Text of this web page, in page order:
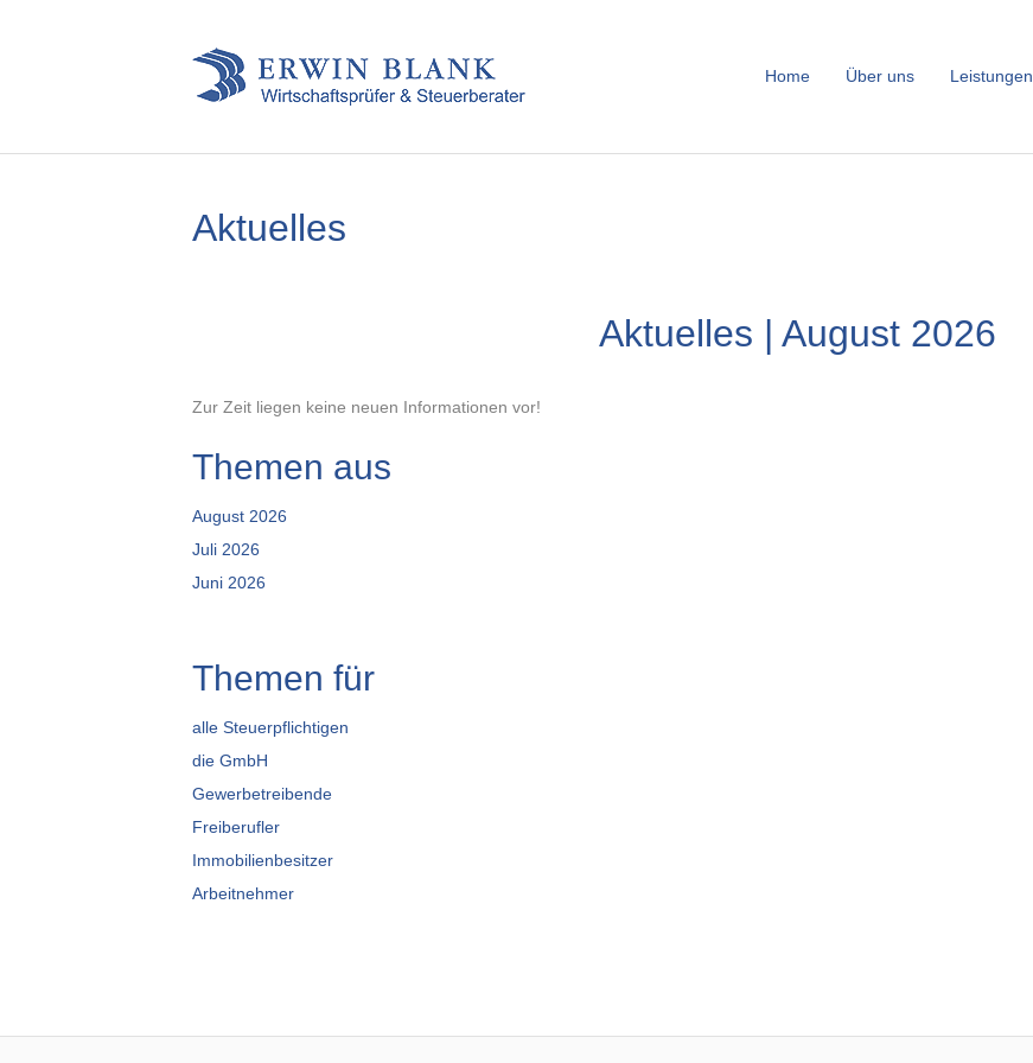
Home Über uns Leistungen
Aktuelles
Aktuelles | August 2026
Zur Zeit liegen keine neuen Informationen vor!
Themen aus
August 2026
Juli 2026
Juni 2026
Themen für
alle Steuerpflichtigen
die GmbH
Gewerbetreibende
Freiberufler
Immobilienbesitzer
Arbeitnehmer